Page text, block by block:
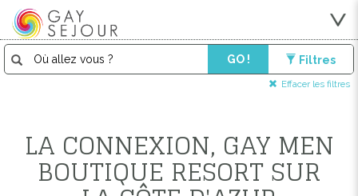
GO ! Filtres
Effacer les filtres
LA CONNEXION, GAY MEN
BOUTIQUE RESORT SUR